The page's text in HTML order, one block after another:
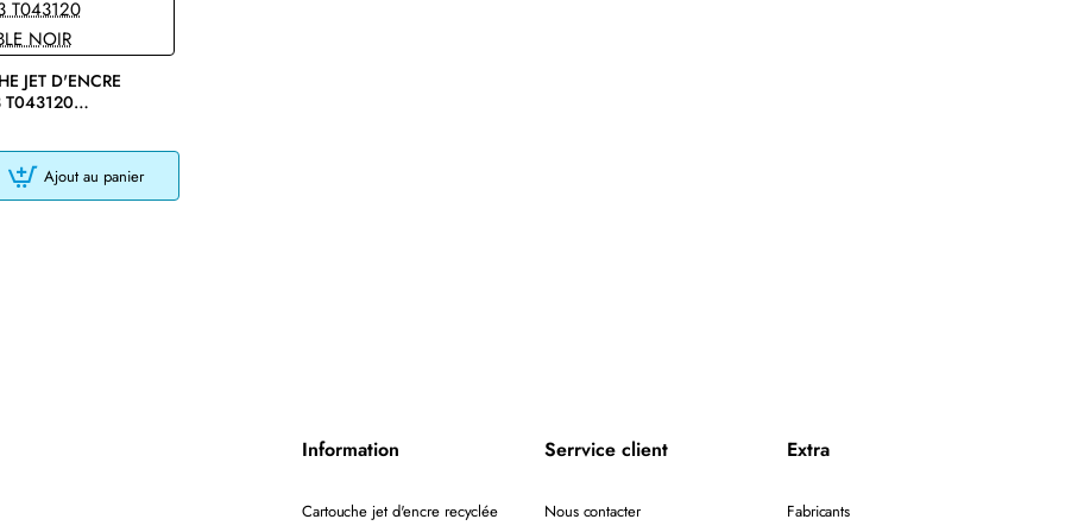
JET D'ENCRE
T043120
NOIR
Ajout au panier
Information
Cartouche jet d'encre recyclée
Serrvice client
Nous contacter
Extra
Fabricants